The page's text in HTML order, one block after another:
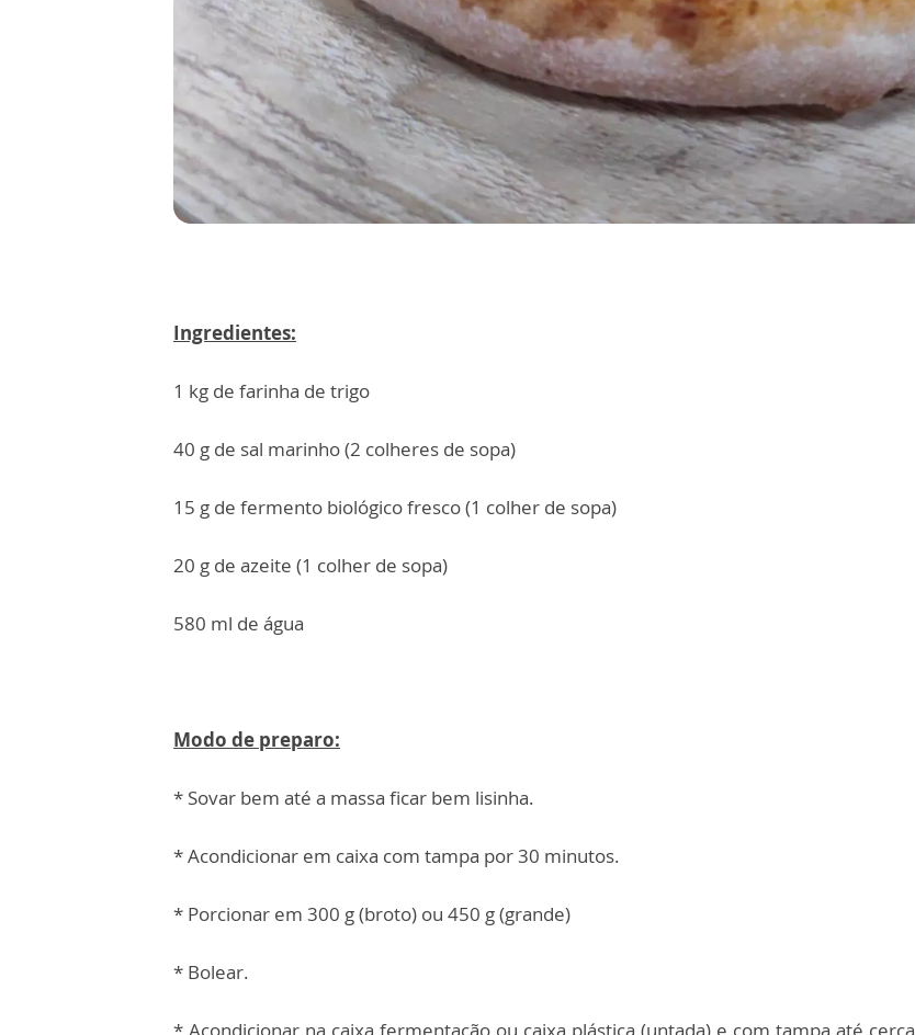
Ingredientes:
1 kg de farinha de trigo
40 g de sal marinho (2 colheres de sopa)
15 g de fermento biológico fresco (1 colher de sopa)
20 g de azeite (1 colher de sopa)
580 ml de água
Modo de preparo:
* Sovar bem até a massa ficar bem lisinha.
* Acondicionar em caixa com tampa por 30 minutos.
* Porcionar em 300 g (broto) ou 450 g (grande)
* Bolear.